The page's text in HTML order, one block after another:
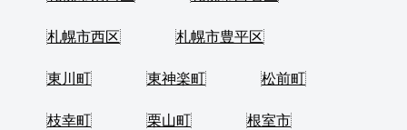
札幌市西区 札幌市豊平区
東川町 東神楽町 松前町
枝幸町 栗山町 根室市